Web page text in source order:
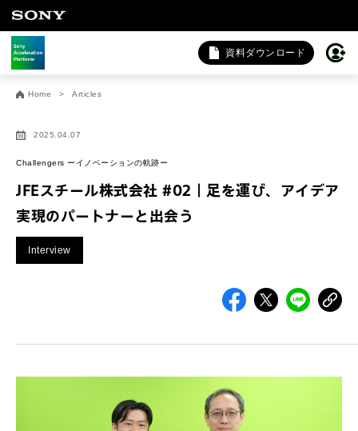
資料ダウンロード
Home Articles
2025.04.07
Challengers ーイノベーションの軌跡ー
JFEスチール株式会社 #02｜足を運び、アイデア
実現のパートナーと出会う
Interview
お問い合わせ
法人向けサービスに関するご相談・お問い合わせは以下のボタ
法人お問い合わせ
FAQ&個人お問い合わせは以下のボタンからお願いします。
FAQ & 個人お問い合わせ